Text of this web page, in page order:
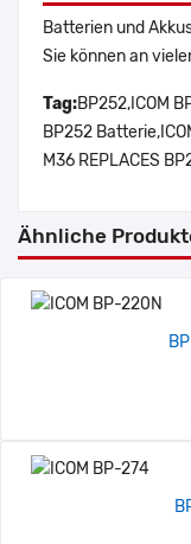
Batterien und
Sie können an
Tag:BP252,ICOM
BP252
M36 REPLACES
Ähnliche